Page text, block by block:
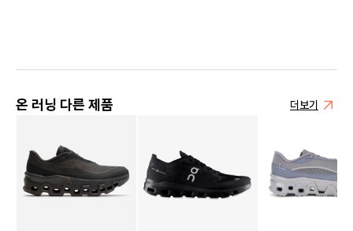
온 러닝 다른 제품 더보기